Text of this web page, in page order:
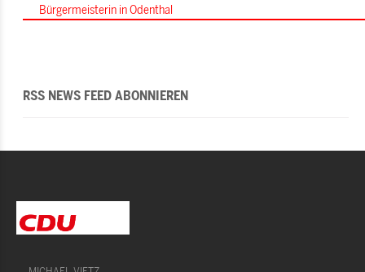
Bürgermeisterin in Odenthal
RSS NEWS FEED ABONNIEREN